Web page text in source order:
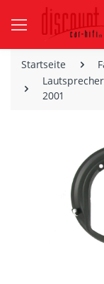
Startseite
2001